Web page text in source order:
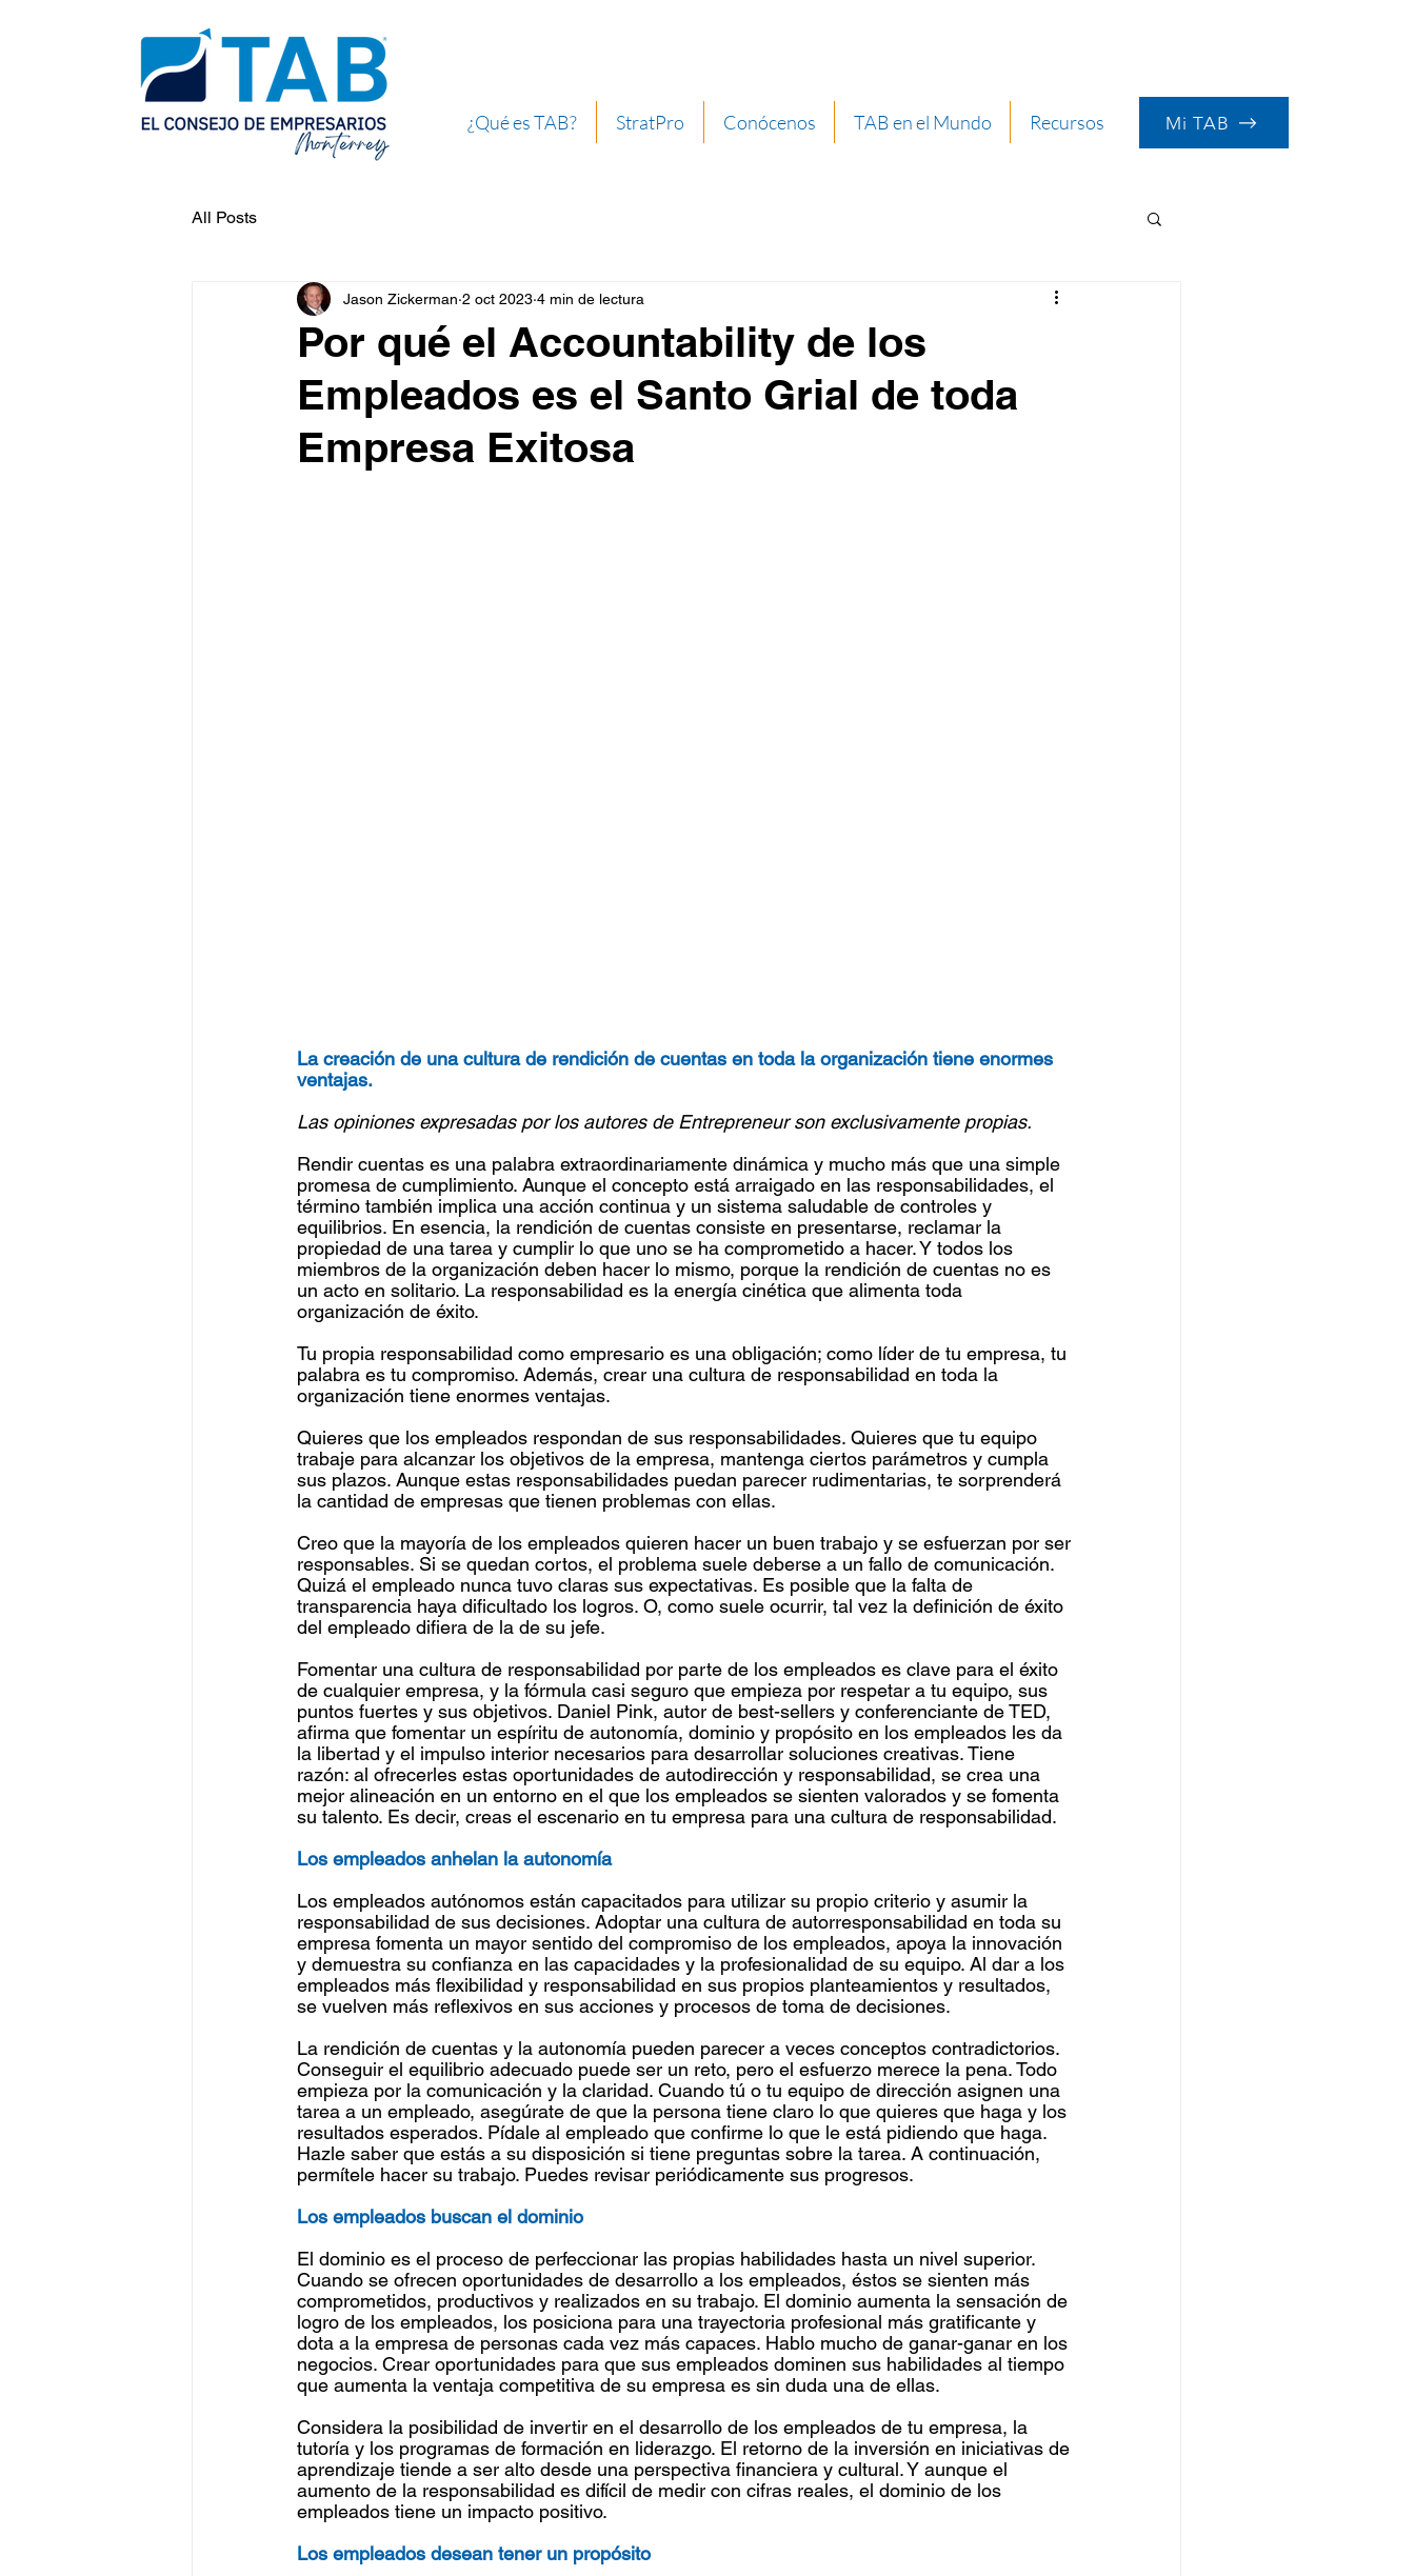
¿Qué es TAB? StratPro Conócenos TAB en el Mundo Recursos Mi TAB
All Posts
Por qué el Accountability de los
Empleados es el Santo Grial de toda
Empresa Exitosa
Jason Zickerman 2 oct 2023 4 min de lectura
La creación de una cultura de rendición de cuentas en toda la organización tiene enormes
ventajas.
Las opiniones expresadas por los autores de Entrepreneur son exclusivamente propias.
Rendir cuentas es una palabra extraordinariamente dinámica y mucho más que una simple
promesa de cumplimiento. Aunque el concepto está arraigado en las responsabilidades, el
término también implica una acción continua y un sistema saludable de controles y
equilibrios. En esencia, la rendición de cuentas consiste en presentarse, reclamar la
propiedad de una tarea y cumplir lo que uno se ha comprometido a hacer. Y todos los
miembros de la organización deben hacer lo mismo, porque la rendición de cuentas no es
un acto en solitario. La responsabilidad es la energía cinética que alimenta toda
organización de éxito.
Tu propia responsabilidad como empresario es una obligación; como líder de tu empresa, tu
palabra es tu compromiso. Además, crear una cultura de responsabilidad en toda la
organización tiene enormes ventajas.
Quieres que los empleados respondan de sus responsabilidades. Quieres que tu equipo
trabaje para alcanzar los objetivos de la empresa, mantenga ciertos parámetros y cumpla
sus plazos. Aunque estas responsabilidades puedan parecer rudimentarias, te sorprenderá
la cantidad de empresas que tienen problemas con ellas.
Creo que la mayoría de los empleados quieren hacer un buen trabajo y se esfuerzan por ser
responsables. Si se quedan cortos, el problema suele deberse a un fallo de comunicación.
Quizá el empleado nunca tuvo claras sus expectativas. Es posible que la falta de
transparencia haya dificultado los logros. O, como suele ocurrir, tal vez la definición de éxito
del empleado difiera de la de su jefe.
Fomentar una cultura de responsabilidad por parte de los empleados es clave para el éxito
de cualquier empresa, y la fórmula casi seguro que empieza por respetar a tu equipo, sus
puntos fuertes y sus objetivos. Daniel Pink, autor de best-sellers y conferenciante de TED,
afirma que fomentar un espíritu de autonomía, dominio y propósito en los empleados les da
la libertad y el impulso interior necesarios para desarrollar soluciones creativas. Tiene
razón: al ofrecerles estas oportunidades de autodirección y responsabilidad, se crea una
mejor alineación en un entorno en el que los empleados se sienten valorados y se fomenta
su talento. Es decir, creas el escenario en tu empresa para una cultura de responsabilidad.
Los empleados anhelan la autonomía
Los empleados autónomos están capacitados para utilizar su propio criterio y asumir la
responsabilidad de sus decisiones. Adoptar una cultura de autorresponsabilidad en toda su
empresa fomenta un mayor sentido del compromiso de los empleados, apoya la innovación
y demuestra su confianza en las capacidades y la profesionalidad de su equipo. Al dar a los
empleados más flexibilidad y responsabilidad en sus propios planteamientos y resultados,
se vuelven más reflexivos en sus acciones y procesos de toma de decisiones.
La rendición de cuentas y la autonomía pueden parecer a veces conceptos contradictorios.
Conseguir el equilibrio adecuado puede ser un reto, pero el esfuerzo merece la pena. Todo
empieza por la comunicación y la claridad. Cuando tú o tu equipo de dirección asignen una
tarea a un empleado, asegúrate de que la persona tiene claro lo que quieres que haga y los
resultados esperados. Pídale al empleado que confirme lo que le está pidiendo que haga.
Hazle saber que estás a su disposición si tiene preguntas sobre la tarea. A continuación,
permítele hacer su trabajo. Puedes revisar periódicamente sus progresos.
Los empleados buscan el dominio
El dominio es el proceso de perfeccionar las propias habilidades hasta un nivel superior.
Cuando se ofrecen oportunidades de desarrollo a los empleados, éstos se sienten más
comprometidos, productivos y realizados en su trabajo. El dominio aumenta la sensación de
logro de los empleados, los posiciona para una trayectoria profesional más gratificante y
dota a la empresa de personas cada vez más capaces. Hablo mucho de ganar-ganar en los
negocios. Crear oportunidades para que sus empleados dominen sus habilidades al tiempo
que aumenta la ventaja competitiva de su empresa es sin duda una de ellas.
Considera la posibilidad de invertir en el desarrollo de los empleados de tu empresa, la
tutoría y los programas de formación en liderazgo. El retorno de la inversión en iniciativas de
aprendizaje tiende a ser alto desde una perspectiva financiera y cultural. Y aunque el
aumento de la responsabilidad es difícil de medir con cifras reales, el dominio de los
empleados tiene un impacto positivo.
Los empleados desean tener un propósito